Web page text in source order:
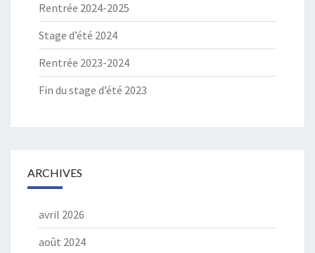
Rentrée 2024-2025
Stage d’été 2024
Rentrée 2023-2024
Fin du stage d’été 2023
ARCHIVES
avril 2026
août 2024